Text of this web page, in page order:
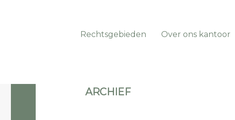
Rechtsgebieden Over ons kantoor
ARCHIEF